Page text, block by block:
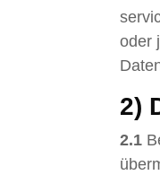
oder
2)
2.1